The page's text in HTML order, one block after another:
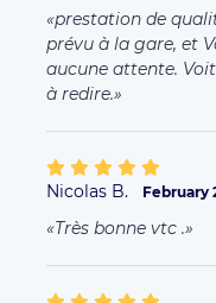
Jordan L. December
Au top comme d
conseille fortement
super sympas /
Jordan L. October
Ayant fait le
la prestation et top
souriante et très